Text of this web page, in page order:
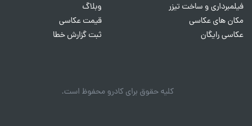
فیلمبرداری و ساخت تیزر
مکان های عکاسی
عکاسی رایگان
وبلاگ
قیمت عکاسی
ثبت گزارش خطا
کلیه حقوق برای کادرو محفوظ است.